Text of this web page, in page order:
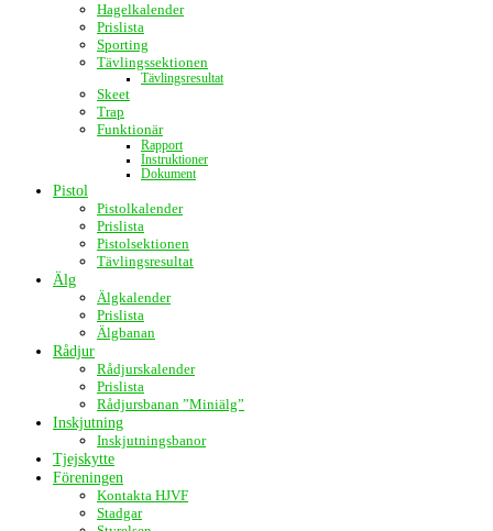
Hagelkalender
Prislista
Sporting
Tävlingssektionen
Tävlingsresultat
Skeet
Trap
Funktionär
Rapport
Instruktioner
Dokument
Pistol
Pistolkalender
Prislista
Pistolsektionen
Tävlingsresultat
Älg
Älgkalender
Prislista
Älgbanan
Rådjur
Rådjurskalender
Prislista
Rådjursbanan ”Miniälg”
Inskjutning
Inskjutningsbanor
Tjejskytte
Föreningen
Kontakta HJVF
Stadgar